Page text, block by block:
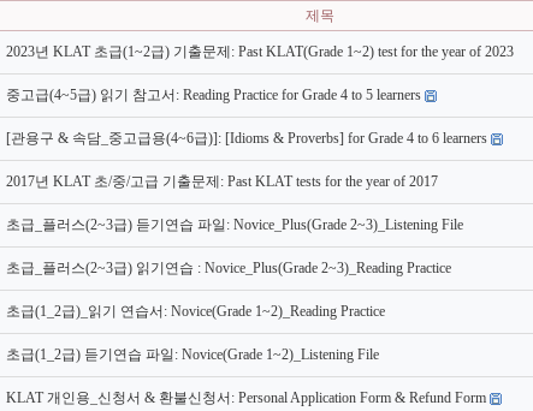
제목
2023년 KLAT 초급(1~2급) 기출문제: Past KLAT(Grade 1~2) test for the year of 2023
중고급(4~5급) 읽기 참고서: Reading Practice for Grade 4 to 5 learners
[관용구 & 속담_중고급용(4~6급)]: [Idioms & Proverbs] for Grade 4 to 6 learners
2017년 KLAT 초/중/고급 기출문제: Past KLAT tests for the year of 2017
초급_플러스(2~3급) 듣기연습 파일: Novice_Plus(Grade 2~3)_Listening File
초급_플러스(2~3급) 읽기연습 : Novice_Plus(Grade 2~3)_Reading Practice
초급(1_2급)_읽기 연습서: Novice(Grade 1~2)_Reading Practice
초급(1_2급) 듣기연습 파일: Novice(Grade 1~2)_Listening File
KLAT 개인용_신청서 & 환불신청서: Personal Application Form & Refund Form